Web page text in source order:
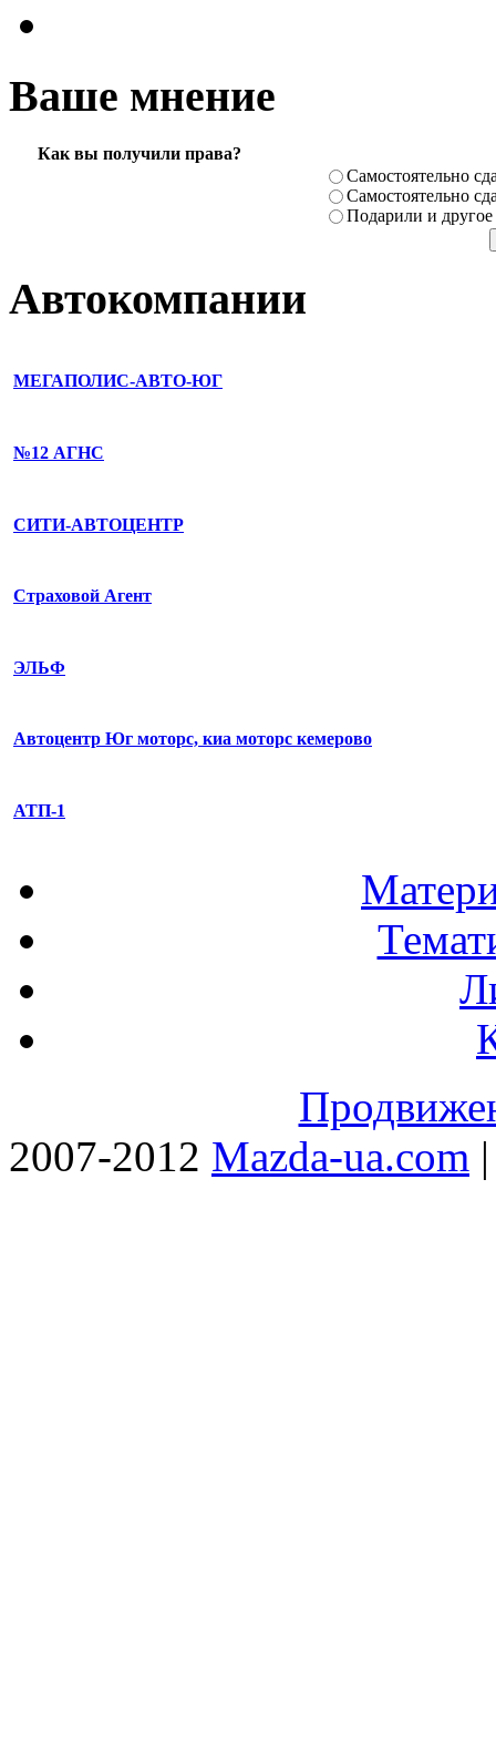
Ваше мнение
Как вы получили права?
Самостоя­тельно
Самостоя­тельно
Подарили­ и другое
Автокомпании
МЕГАПОЛИС-АВТО-ЮГ
№12 АГНС
СИТИ-АВТОЦЕНТР
Страховой Агент
ЭЛЬФ
Автоцентр Юг моторс, киа моторс кемерово
АТП-1
2007-2012 Mazda-ua.com